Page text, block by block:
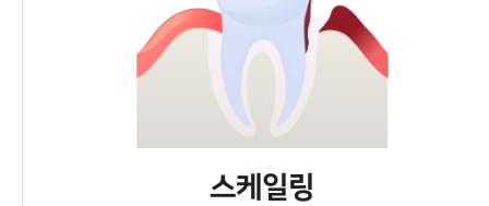
스케일링